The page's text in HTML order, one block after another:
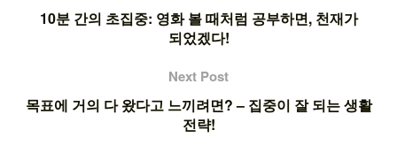
10분 간의 초집중: 영화 볼 때처럼 공부하면, 천재가
되었겠다!
Next Post
목표에 거의 다 왔다고 느끼려면? – 집중이 잘 되는 생활
전략!